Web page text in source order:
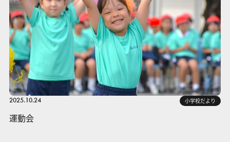
2025.10.24 小学校だより
運動会